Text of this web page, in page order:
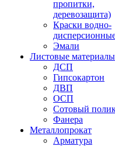
пропитки,
деревозащита)
Краски водно-
Эмали
Листовые материалы
ДСП
Гипсокартон
ДВП
ОСП
Сотовый
Фанера
Металлопрокат
Арматура